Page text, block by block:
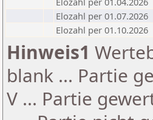
Elozahl per 01.07.2026
Elozahl per 01.10.2026
Hinweis1
blank ... Partie
V ... Partie